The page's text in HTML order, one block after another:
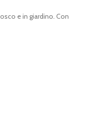
e in giardino. Con